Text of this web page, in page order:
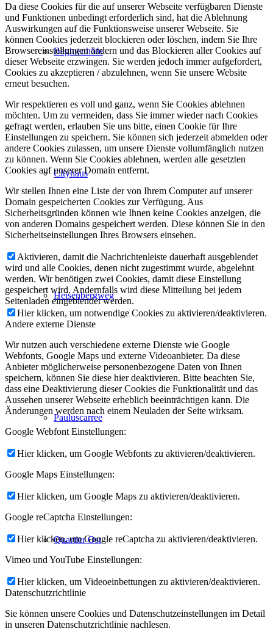
Beginenhöfe
Cityhaus
Heisenbergweg
Pauluscarree
Quartier Ost
Da diese Cookies für die auf unserer Webseite verfügbaren Dienste
und Funktionen unbedingt erforderlich sind, hat die Ablehnung
Auswirkungen auf die Funktionsweise unserer Webseite. Sie
können Cookies jederzeit blockieren oder löschen, indem Sie Ihre
Browsereinstellungen ändern und das Blockieren aller Cookies auf
dieser Webseite erzwingen. Sie werden jedoch immer aufgefordert,
Cookies zu akzeptieren / abzulehnen, wenn Sie unsere Website
erneut besuchen.
Wir respektieren es voll und ganz, wenn Sie Cookies ablehnen
möchten. Um zu vermeiden, dass Sie immer wieder nach Cookies
gefragt werden, erlauben Sie uns bitte, einen Cookie für Ihre
Einstellungen zu speichern. Sie können sich jederzeit abmelden oder
andere Cookies zulassen, um unsere Dienste vollumfänglich nutzen
zu können. Wenn Sie Cookies ablehnen, werden alle gesetzten
Cookies auf unserer Domain entfernt.
Wir stellen Ihnen eine Liste der von Ihrem Computer auf unserer
Domain gespeicherten Cookies zur Verfügung. Aus
Sicherheitsgründen können wie Ihnen keine Cookies anzeigen, die
von anderen Domains gespeichert werden. Diese können Sie in den
Sicherheitseinstellungen Ihres Browsers einsehen.
Aktivieren, damit die Nachrichtenleiste dauerhaft ausgeblendet
wird und alle Cookies, denen nicht zugestimmt wurde, abgelehnt
werden. Wir benötigen zwei Cookies, damit diese Einstellung
gespeichert wird. Andernfalls wird diese Mitteilung bei jedem
Seitenladen eingeblendet werden.
Hier klicken, um notwendige Cookies zu aktivieren/deaktivieren.
Andere externe Dienste
Wir nutzen auch verschiedene externe Dienste wie Google
Webfonts, Google Maps und externe Videoanbieter. Da diese
Anbieter möglicherweise personenbezogene Daten von Ihnen
speichern, können Sie diese hier deaktivieren. Bitte beachten Sie,
dass eine Deaktivierung dieser Cookies die Funktionalität und das
Aussehen unserer Webseite erheblich beeinträchtigen kann. Die
Änderungen werden nach einem Neuladen der Seite wirksam.
Google Webfont Einstellungen:
Hier klicken, um Google Webfonts zu aktivieren/deaktivieren.
Google Maps Einstellungen:
Hier klicken, um Google Maps zu aktivieren/deaktivieren.
Google reCaptcha Einstellungen:
Hier klicken, um Google reCaptcha zu aktivieren/deaktivieren.
Vimeo und YouTube Einstellungen:
Hier klicken, um Videoeinbettungen zu aktivieren/deaktivieren.
Datenschutzrichtlinie
Sie können unsere Cookies und Datenschutzeinstellungen im Detail
in unseren Datenschutzrichtlinie nachlesen.